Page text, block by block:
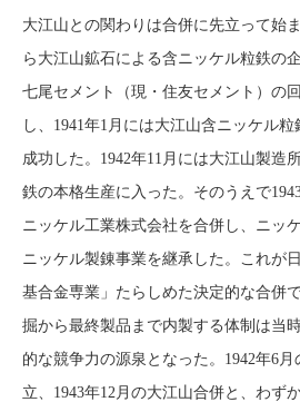
大江山との関わりは合併に先立って始
ら大江山鉱石による含ニッケル粒鉄の
七尾セメント（現・住友セメント）の
し、1941年1月には大江山含ニッケル
成功した。1942年11月には大江山製造
鉄の本格生産に入った。そのうえで
ニッケル工業株式会社を合併し、ニッ
ニッケル製錬事業を継承した。これが
基合金専業」たらしめた決定的な合併
掘から最終製品まで内製する体制は当
的な競争力の源泉となった。1942年6
立、1943年12月の大江山合併と、わず